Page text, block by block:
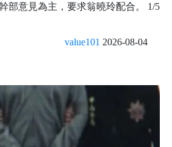
部意見為主，要求翁曉玲配合。 1/5
value101 2026-08-04